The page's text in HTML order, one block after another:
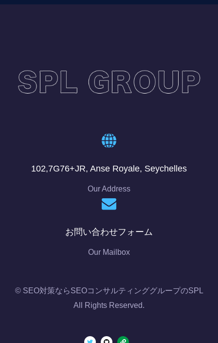
102,7G76+JR, Anse Royale, Seychelles
Our Address
お問い合わせフォーム
Our Mailbox
© SEO対策ならSEOコンサルティンググループのSPL
All Rights Reserved.